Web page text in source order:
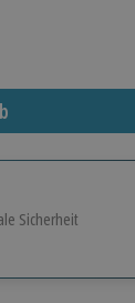
Sicherheit